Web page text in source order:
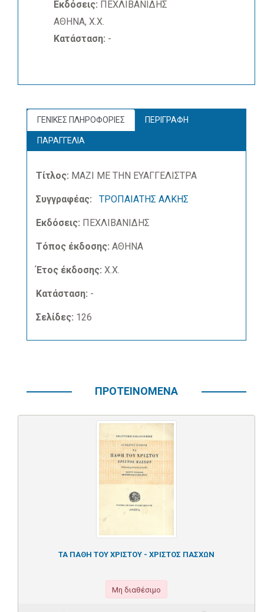
Εκδόσεις: ΠΕΧΛΙΒΑΝΙΔΗΣ
ΑΘΗΝΑ, Χ.Χ.
Κατάσταση: -
ΓΕΝΙΚΕΣ ΠΛΗΡΟΦΟΡΙΕΣ ΠΕΡΙΓΡΑΦΗ
ΠΑΡΑΓΓΕΛΙΑ
Τίτλος: ΜΑΖΙ ΜΕ ΤΗΝ ΕΥΑΓΓΕΛΙΣΤΡΑ
Συγγραφέας: ΤΡΟΠΑΙΑΤΗΣ ΑΛΚΗΣ
Εκδόσεις: ΠΕΧΛΙΒΑΝΙΔΗΣ
Τόπος έκδοσης: ΑΘΗΝΑ
Έτος έκδοσης: Χ.Χ.
Κατάσταση: -
Σελίδες: 126
ΠΡΟΤΕΙΝΟΜΕΝΑ
ΤΑ ΠΑΘΗ ΤΟΥ ΧΡΙΣΤΟΥ - ΧΡΙΣΤΟΣ ΠΑΣΧΩΝ
Μη διαθέσιμο